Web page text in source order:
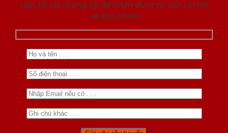
Liên hệ với chúng tôi để nhận được tư vấn chi tiết
về sản phẩm